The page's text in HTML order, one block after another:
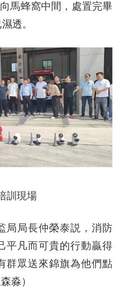
馬蜂窩中間，處置完畢
透。
訓現場
局長仲榮泰説，消防
平凡而可貴的行動贏得
群眾送來錦旗為他們點
淼）